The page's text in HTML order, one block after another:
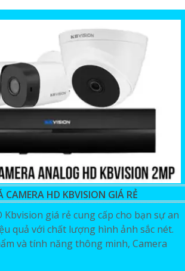
CAMERA HD KBVISION GIÁ RẺ
Kbvision giá rẻ cung cấp cho bạn sự an
quả với chất lượng hình ảnh sắc nét.
và tính năng thông minh, Camera